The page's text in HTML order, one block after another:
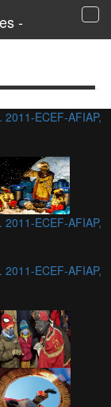
-
2011-ECEF-AFIAP,
2011-ECEF-AFIAP,
2011-ECEF-AFIAP,